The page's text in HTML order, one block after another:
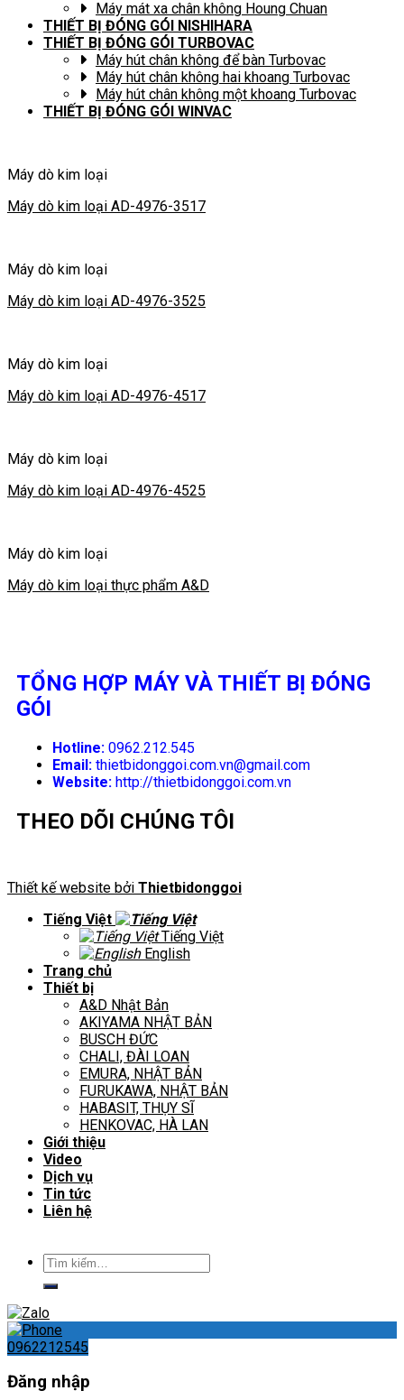
Máy mát xa chân không Houng Chuan
THIẾT BỊ ĐÓNG GÓI NISHIHARA
THIẾT BỊ ĐÓNG GÓI TURBOVAC
Máy hút chân không để bàn Turbovac
Máy hút chân không hai khoang Turbovac
Máy hút chân không một khoang Turbovac
THIẾT BỊ ĐÓNG GÓI WINVAC
Máy dò kim loại
Máy dò kim loại AD-4976-3517
Máy dò kim loại
Máy dò kim loại AD-4976-3525
Máy dò kim loại
Máy dò kim loại AD-4976-4517
Máy dò kim loại
Máy dò kim loại AD-4976-4525
Máy dò kim loại
Máy dò kim loại thực phẩm A&D
TỔNG HỢP MÁY VÀ THIẾT BỊ ĐÓNG
GÓI
Hotline: 0962.212.545
Email: thietbidonggoi.com.vn@gmail.com
Website: http://thietbidonggoi.com.vn
THEO DÕI CHÚNG TÔI
Thiết kế website bởi Thietbidonggoi
Tiếng Việt
Tiếng Việt
English
Trang chủ
Thiết bị
A&D Nhật Bản
AKIYAMA NHẬT BẢN
BUSCH ĐỨC
CHALI, ĐÀI LOAN
EMURA, NHẬT BẢN
FURUKAWA, NHẬT BẢN
HABASIT, THỤY SĨ
HENKOVAC, HÀ LAN
Giới thiệu
Video
Dịch vụ
Tin tức
Liên hệ
Tìm
kiếm:
0962212545
Đăng nhập